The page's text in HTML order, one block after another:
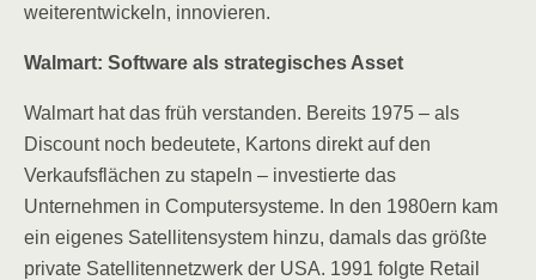
weiterentwickeln, innovieren.
Walmart: Software als strategisches Asset
Walmart hat das früh verstanden. Bereits 1975 – als
Discount noch bedeutete, Kartons direkt auf den
Verkaufsflächen zu stapeln – investierte das
Unternehmen in Computersysteme. In den 1980ern kam
ein eigenes Satellitensystem hinzu, damals das größte
private Satellitennetzwerk der USA. 1991 folgte Retail